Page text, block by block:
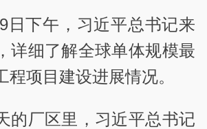
日下午，习近平总书记来
详细了解全球单体规模最
程项目建设进展情况。
的厂区里，习近平总书记